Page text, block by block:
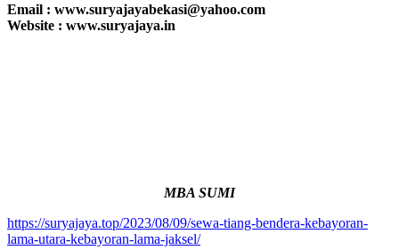
Email : www.suryajayabekasi@yahoo.com
Website : www.suryajaya.in
MBA SUMI
https://suryajaya.top/2023/08/09/sewa-tiang-bendera-kebayoran-
lama-utara-kebayoran-lama-jaksel/